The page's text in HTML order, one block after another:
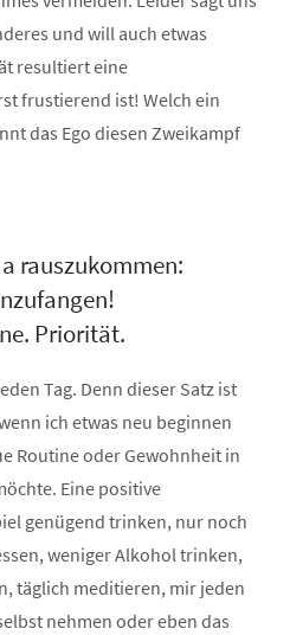
und will auch etwas
resultiert eine
frustierend ist! Welch ein
das Ego diesen Zweikampf
rauszukommen:
Priorität.
Tag. Denn dieser Satz ist
ich etwas neu beginnen
Routine oder Gewohnheit in
Eine positive
genügend trinken, nur noch
weniger Alkohol trinken,
täglich meditieren, mir jeden
nehmen oder eben das